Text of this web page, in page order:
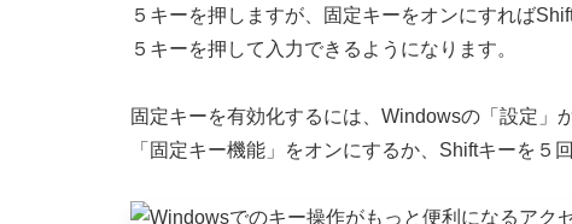
５キーを押しますが、固定キーをオンにすれば
５キーを押して入力できるようになります。
固定キーを有効化するには、Windowsの「設定」
「固定キー機能」をオンにするか、Shiftキーを５